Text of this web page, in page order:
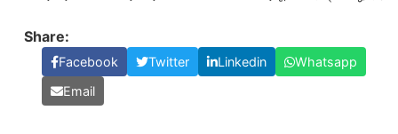
Share:
Facebook Twitter Linkedin
Whatsapp
Email